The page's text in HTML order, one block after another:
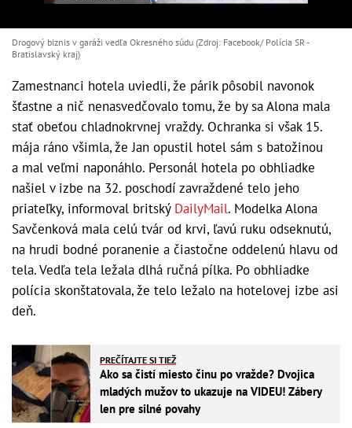
Drogový biznis v garáži vedľa Okresného súdu (Zdroj: Facebook/ Polícia SR -
Bratislavský kraj)
Zamestnanci hotela uviedli, že párik pôsobil navonok
šťastne a nič nenasvedčovalo tomu, že by sa Alona mala
stať obeťou chladnokrvnej vraždy. Ochranka si však 15.
mája ráno všimla, že Jan opustil hotel sám s batožinou
a mal veľmi naponáhlo. Personál hotela po obhliadke
našiel v izbe na 32. poschodí zavraždené telo jeho
priateľky, informoval britský DailyMail. Modelka Alona
Savčenková mala celú tvár od krvi, ľavú ruku odseknutú,
na hrudi bodné poranenie a čiastočne oddelenú hlavu od
tela. Vedľa tela ležala dlhá ručná pílka. Po obhliadke
polícia skonštatovala, že telo ležalo na hotelovej izbe asi
deň.
PREČÍTAJTE SI TIEŽ
Ako sa čistí miesto činu po vražde? Dvojica
mladých mužov to ukazuje na VIDEU! Zábery
len pre silné povahy